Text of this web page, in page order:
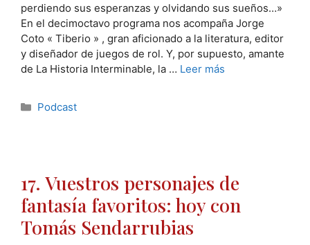
perdiendo sus esperanzas y olvidando sus sueños…»
En el decimoctavo programa nos acompaña Jorge
Coto « Tiberio » , gran aficionado a la literatura, editor
y diseñador de juegos de rol. Y, por supuesto, amante
de La Historia Interminable, la … Leer más
Categorías
Podcast
17. Vuestros personajes de
fantasía favoritos: hoy con
Tomás Sendarrubias